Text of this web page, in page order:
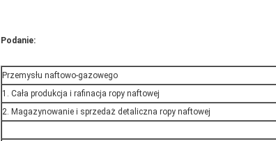
Podanie:
Przemysłu naftowo-gazowego
1. Cała produkcja i rafinacja ropy naftowej
2. Magazynowanie i sprzedaż detaliczna ropy naftowej